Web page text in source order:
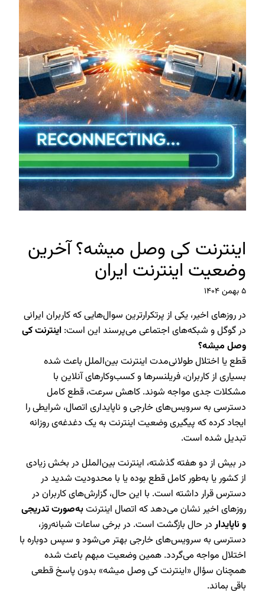
اینترنت کی وصل میشه؟ آخرین
وضعیت اینترنت ایران
۵ بهمن ۱۴۰۴
در روزهای اخیر، یکی از پرتکرارترین سوال‌هایی که کاربران ایرانی
در گوگل و شبکه‌های اجتماعی می‌پرسند این است: اینترنت کی
وصل میشه؟
قطع یا اختلال طولانی‌مدت اینترنت بین‌الملل باعث شده
بسیاری از کاربران، فریلنسرها و کسب‌وکارهای آنلاین با
مشکلات جدی مواجه شوند. کاهش سرعت، قطع کامل
دسترسی به سرویس‌های خارجی و ناپایداری اتصال، شرایطی را
ایجاد کرده که پیگیری وضعیت اینترنت به یک دغدغه‌ی روزانه
تبدیل شده است.
در بیش از دو هفته گذشته، اینترنت بین‌الملل در بخش زیادی
از کشور یا به‌طور کامل قطع بوده یا با محدودیت شدید در
دسترس قرار داشته است. با این حال، گزارش‌های کاربران در
روزهای اخیر نشان می‌دهد که اتصال اینترنتبه‌صورت تدریجی
و ناپایداردر حال بازگشت است. در برخی ساعات شبانه‌روز،
دسترسی به سرویس‌های خارجی بهتر می‌شود و سپس دوباره با
اختلال مواجه می‌گردد. همین وضعیت مبهم باعث شده
همچنان سؤال «اینترنت کی وصل میشه» بدون پاسخ قطعی
باقی بماند.